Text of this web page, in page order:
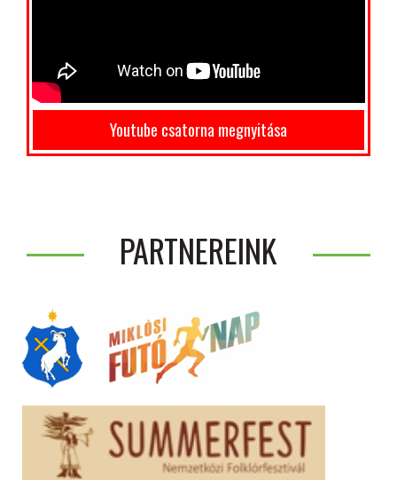
Youtube csatorna megnyitása
PARTNEREINK